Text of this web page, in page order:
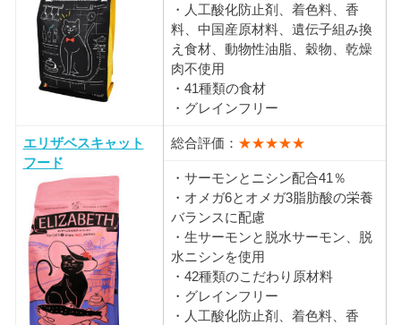
・人工酸化防止剤、着色料、香
料、中国産原材料、遺伝子組み換
え食材、動物性油脂、穀物、乾燥
肉不使用
・41種類の食材
・グレインフリー
エリザベスキャット
フード
総合評価： ★★★★★
・サーモンとニシン配合41％
・オメガ6とオメガ3脂肪酸の栄養
バランスに配慮
・生サーモンと脱水サーモン、脱
水ニシンを使用
・42種類のこだわり原材料
・グレインフリー
・人工酸化防止剤、着色料、香